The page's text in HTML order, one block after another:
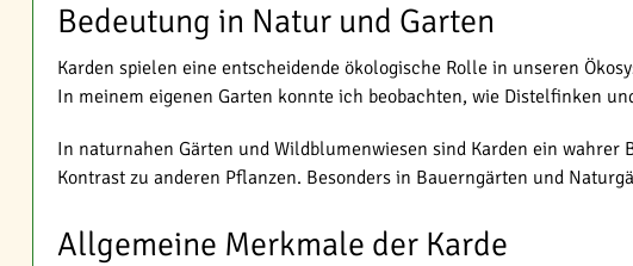
Bedeutung in Natur und Garten
Karden spielen eine entscheidende ökologische Rolle in unseren
In meinem eigenen Garten konnte ich beobachten, wie Distelfinken
In naturnahen Gärten und Wildblumenwiesen sind Karden ein
Kontrast zu anderen Pflanzen. Besonders in Bauerngärten und
Allgemeine Merkmale der Karde